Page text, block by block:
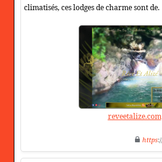
climatisés, ces lodges de charme sont de.
reveetalize.com
https